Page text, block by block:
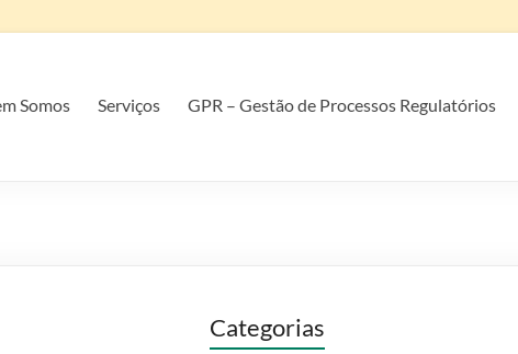
Somos Serviços GPR – Gestão de Processos Regulatórios
Categorias